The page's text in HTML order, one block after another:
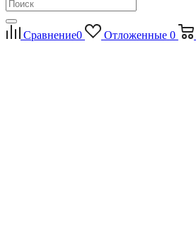
Сравнение0 Отложенные 0